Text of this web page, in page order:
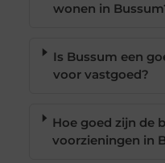
wonen in
Is Bussum een
voor vastgoed?
Hoe goed zijn de
voorzieningen in